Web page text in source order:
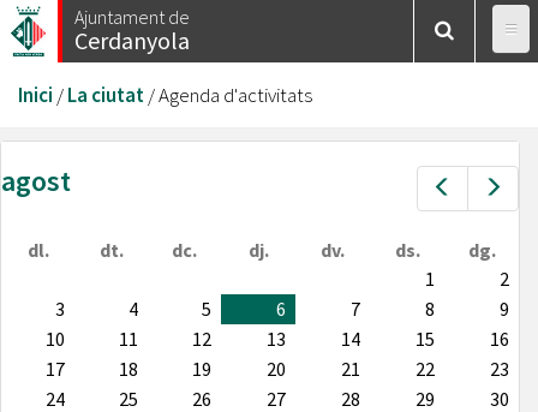
Vés
al
Ajuntament de
Cerdanyola
Esteu
aquí
Inici /La ciutat/Agenda d'activitats
Prev
agost
dl. dt. dc. dj. dv. ds.
dg.
1
2
3
4 5 6 7 8
9
10
11 12 13 14 15
16
17
18 19 20 21 22
23
24
25 26 27 28 29
30